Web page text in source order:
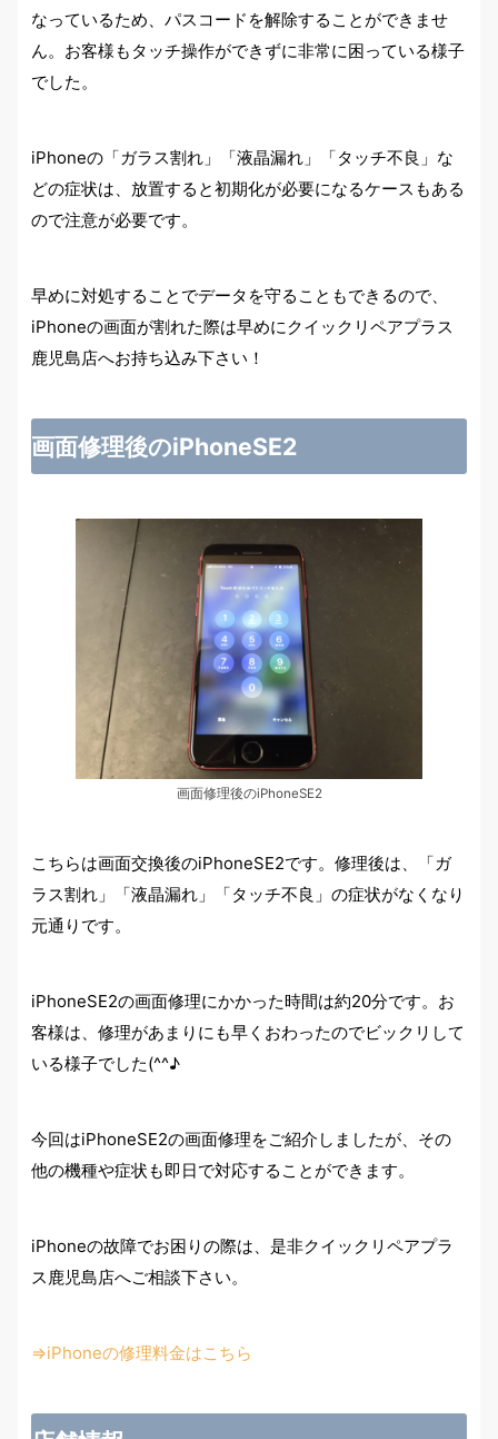
なっているため、パスコードを解除することができませ
ん。お客様もタッチ操作ができずに非常に困っている様子
でした。
iPhoneの「ガラス割れ」「液晶漏れ」「タッチ不良」な
どの症状は、放置すると初期化が必要になるケースもある
ので注意が必要です。
早めに対処することでデータを守ることもできるので、
iPhoneの画面が割れた際は早めにクイックリペアプラス
鹿児島店へお持ち込み下さい！
画面修理後のiPhoneSE2
画面修理後のiPhoneSE2
こちらは画面交換後のiPhoneSE2です。修理後は、「ガ
ラス割れ」「液晶漏れ」「タッチ不良」の症状がなくなり
元通りです。
iPhoneSE2の画面修理にかかった時間は約20分です。お
客様は、修理があまりにも早くおわったのでビックリして
いる様子でした(^^♪
今回はiPhoneSE2の画面修理をご紹介しましたが、その
他の機種や症状も即日で対応することができます。
iPhoneの故障でお困りの際は、是非クイックリペアプラ
ス鹿児島店へご相談下さい。
⇒iPhoneの修理料金はこちら